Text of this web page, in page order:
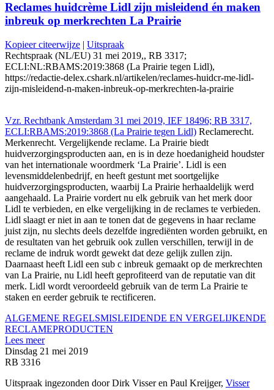
Reclames huidcrème Lidl zijn misleidend én maken
inbreuk op merkrechten La Prairie
Kopieer citeerwijze | Uitspraak
Rechtspraak (NL/EU) 31 mei 2019,, RB 3317;
ECLI:NL:RBAMS:2019:3868 (La Prairie tegen Lidl),
https://redactie-delex.cshark.nl/artikelen/reclames-huidcr-me-lidl-
zijn-misleidend-n-maken-inbreuk-op-merkrechten-la-prairie
Vzr. Rechtbank Amsterdam 31 mei 2019, IEF 18496; RB 3317,
ECLI:RBAMS:2019:3868 (La Prairie tegen Lidl) Reclamerecht.
Merkenrecht. Vergelijkende reclame. La Prairie biedt
huidverzorgingsproducten aan, en is in deze hoedanigheid houdster
van het internationale woordmerk ‘La Prairie’. Lidl is een
levensmiddelenbedrijf, en heeft gestunt met soortgelijke
huidverzorgingsproducten, waarbij La Prairie herhaaldelijk werd
aangehaald. La Prairie vordert nu elk gebruik van het merk door
Lidl te verbieden, en elke vergelijking in de reclames te verbieden.
Lidl slaagt er niet in aan te tonen dat de gegevens in haar reclame
juist zijn, nu slechts deels dezelfde ingrediënten worden gebruikt, en
de resultaten van het gebruik ook zullen verschillen, terwijl in de
reclame de indruk wordt gewekt dat deze gelijk zullen zijn.
Daarnaast heeft Lidl een sub c inbreuk gemaakt op de merkrechten
van La Prairie, nu Lidl heeft geprofiteerd van de reputatie van dit
merk. Lidl wordt veroordeeld gebruik van de term La Prairie te
staken en eerder gebruik te rectificeren.
ALGEMENE REGELSMISLEIDENDE EN VERGELIJKENDE
RECLAMEPRODUCTEN
Lees meer
Dinsdag 21 mei 2019
RB 3316
Uitspraak ingezonden door Dirk Visser en Paul Kreijger, Visser